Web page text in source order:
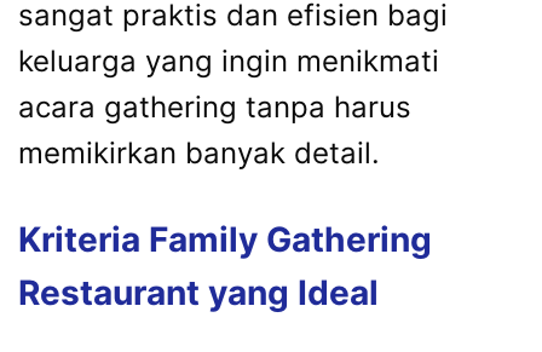
sangat praktis dan efisien bagi
keluarga yang ingin menikmati
acara gathering tanpa harus
memikirkan banyak detail.
Kriteria Family Gathering
Restaurant yang Ideal